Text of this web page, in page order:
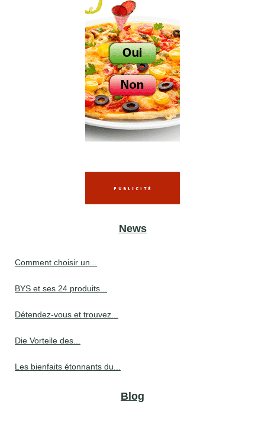
News
Comment choisir un...
BYS et ses 24 produits...
Détendez-vous et trouvez...
Die Vorteile des...
Les bienfaits étonnants du...
Blog